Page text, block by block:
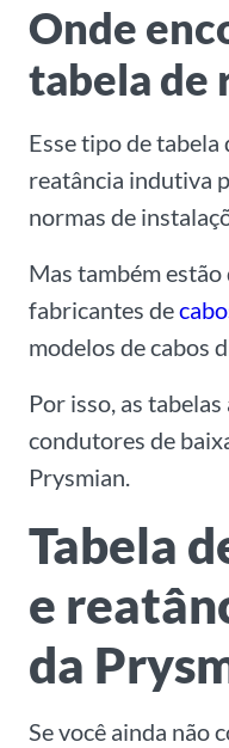
Onde
tabela de
Esse tipo de
reatância indutiva
normas de
Mas também
fabricantes de
modelos de cabos
Por isso, as
condutores de
Prysmian.
Tabela
e
da
Se você ainda não